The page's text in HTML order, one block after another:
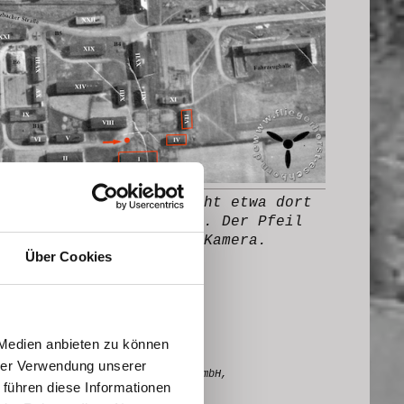
Über Cookies
anbieten zu können
Verwendung unserer
diese Informationen
Die Gruppe in Abb.2 steht etwa dort
der rote Punkt befindet. Der Pfeil
die Blickrichtung der Kamera.
Luftbilddatenbank Dr. Carls GmbH,